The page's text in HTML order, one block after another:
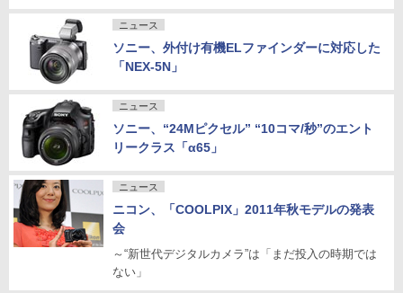
ニュース
ソニー、外付け有機ELファインダーに対応した
「NEX-5N」
ニュース
ソニー、“24Mピクセル” “10コマ/秒”のエント
リークラス「α65」
ニュース
ニコン、「COOLPIX」2011年秋モデルの発表
会
～“新世代デジタルカメラ”は「まだ投入の時期では
ない」